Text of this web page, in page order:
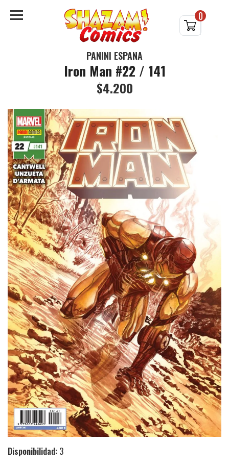
0
PANINI ESPAÑA
Iron Man #22 / 141
$4.200
Disponibilidad: 3